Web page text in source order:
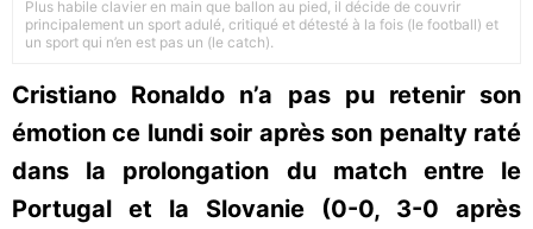
Plus habile clavier en main que ballon au pied, il décide de couvrir
principalement un sport adulé, critiqué et détesté à la fois (le football) et
un sport qui n’en est pas un (le catch).
Cristiano Ronaldo n’a pas pu retenir son
émotion ce lundi soir après son penalty raté
dans la prolongation du match entre le
Portugal et la Slovanie (0-0, 3-0 après